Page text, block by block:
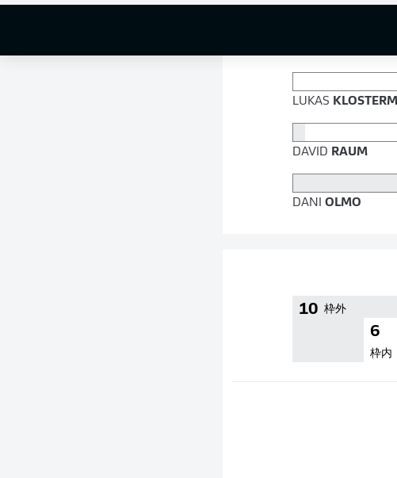
LUKAS
DAVID RAUM
DANI OLMO
10 枠外
6
枠内